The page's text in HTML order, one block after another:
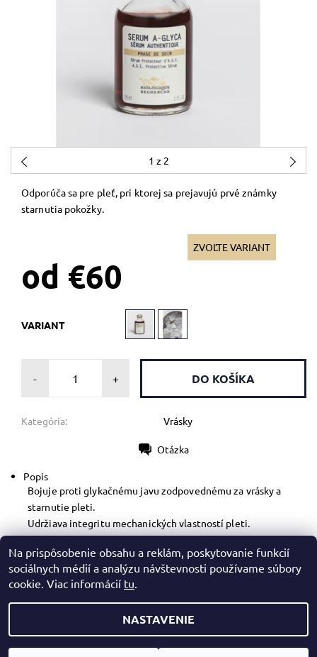
1 z 2
Odporúča sa pre pleť, pri ktorej sa prejavujú prvé známky
starnutia pokožky.
ZVOĽTE VARIANT
od €60
VARIANT
- +
Kategória: Vrásky
Otázka
Popis
Bojuje proti glykačnému javu zodpovednému za vrásky a
starnutie pleti.
Udržiava integritu mechanických vlastností pleti.
Pleť je žiarivejšia a pružnejšia a znovu získava svoju
vitalitu.
2026 © Mazreku Skin Boutique, všetky práva vyhradené
Upraviť nastavenie cookies
Na prispôsobenie obsahu a reklám, poskytovanie funkcií
sociálnych médií a analýzu návštevnosti používame súbory
cookie. Viac informácií tu.
NASTAVENIE